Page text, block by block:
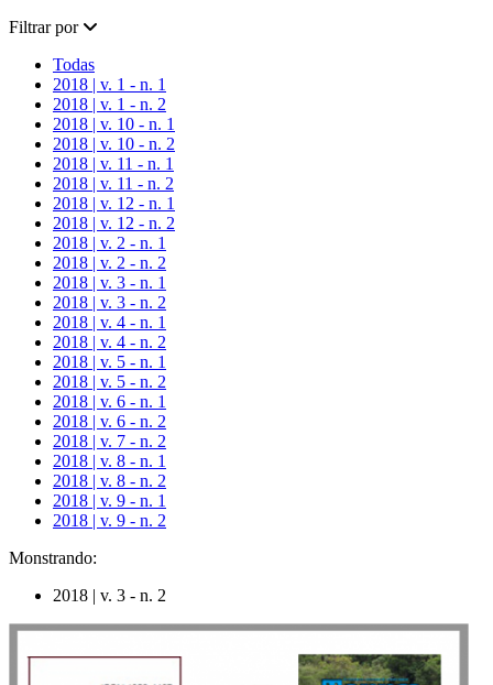
Filtrar por
Todas
2018 | v. 1 - n. 1
2018 | v. 1 - n. 2
2018 | v. 10 - n. 1
2018 | v. 10 - n. 2
2018 | v. 11 - n. 1
2018 | v. 11 - n. 2
2018 | v. 12 - n. 1
2018 | v. 12 - n. 2
2018 | v. 2 - n. 1
2018 | v. 2 - n. 2
2018 | v. 3 - n. 1
2018 | v. 3 - n. 2
2018 | v. 4 - n. 1
2018 | v. 4 - n. 2
2018 | v. 5 - n. 1
2018 | v. 5 - n. 2
2018 | v. 6 - n. 1
2018 | v. 6 - n. 2
2018 | v. 7 - n. 2
2018 | v. 8 - n. 1
2018 | v. 8 - n. 2
2018 | v. 9 - n. 1
2018 | v. 9 - n. 2
Monstrando:
2018 | v. 3 - n. 2